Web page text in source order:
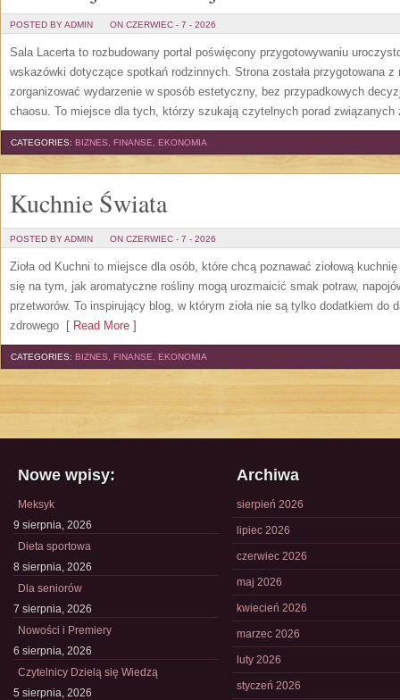
POSTED BY ADMIN ON CZERWIEC - 7 - 2026
Sala Lacerta to rozbudowany portal poświęcony przygotowywaniu
wskazówki dotyczące spotkań rodzinnych. Strona została przygotowana
zorganizować wydarzenie w sposób estetyczny, bez przypadkowych
chaosu. To miejsce dla tych, którzy szukają czytelnych porad związanych
CATEGORIES: BIZNES, FINANSE, EKONOMIA
Kuchnie Świata
POSTED BY ADMIN ON CZERWIEC - 7 - 2026
Zioła od Kuchni to miejsce dla osób, które chcą poznawać ziołową
się na tym, jak aromatyczne rośliny mogą urozmaicić smak potraw,
przetworów. To inspirujący blog, w którym zioła nie są tylko dodatkiem do
zdrowego [ Read More ]
CATEGORIES: BIZNES, FINANSE, EKONOMIA
Nowe wpisy:
Meksyk
9 sierpnia, 2026
Dieta sportowa
8 sierpnia, 2026
Dla seniorów
7 sierpnia, 2026
Nowości i Premiery
6 sierpnia, 2026
Czytelnicy Dzielą się Wiedzą
5 sierpnia, 2026
Archiwa
sierpień 2026
lipiec 2026
czerwiec 2026
maj 2026
kwiecień 2026
marzec 2026
luty 2026
styczeń 2026